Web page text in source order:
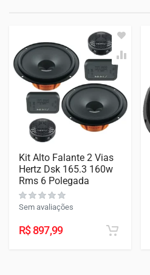
Kit Alto Falante 2 Vias
Hertz Dsk 165.3 160w
Rms 6 Polegada
Sem avaliações
R$897,99